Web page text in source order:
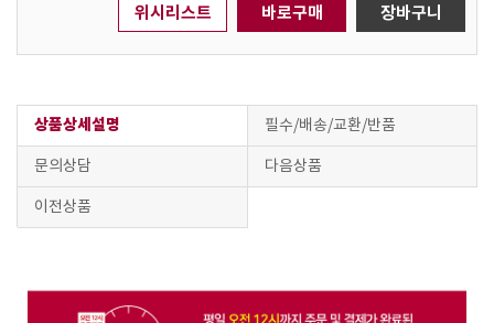
위시리스트
상품상세설명 필수/배송/교환/반품
문의상담 다음상품
이전상품